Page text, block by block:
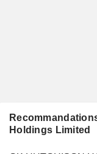
Holdings Limited